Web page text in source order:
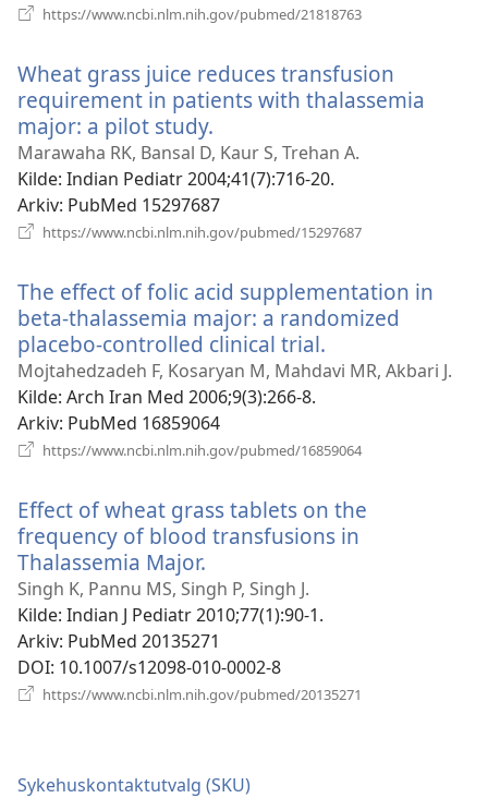
https://www.ncbi.nlm.nih.gov/pubmed/21818763
Wheat grass juice reduces transfusion
requirement in patients with thalassemia
major: a pilot study.
nytt
vindu)
Marawaha RK, Bansal D, Kaur S, Trehan A.
Kilde‎: Indian Pediatr 2004;41(7):716-20.
Arkiv‎: PubMed 15297687
https://www.ncbi.nlm.nih.gov/pubmed/15297687
The effect of folic acid supplementation in
beta-thalassemia major: a randomized
placebo-controlled clinical trial.
nytt
Mojtahedzadeh F, Kosaryan M, Mahdavi MR, Akbari J.
Kilde‎: Arch Iran Med 2006;9(3):266-8.
Arkiv‎: PubMed 16859064
https://www.ncbi.nlm.nih.gov/pubmed/16859064
Effect of wheat grass tablets on the
frequency of blood transfusions in
Thalassemia Major.
nytt
vindu)
Singh K, Pannu MS, Singh P, Singh J.
Kilde‎: Indian J Pediatr 2010;77(1):90-1.
Arkiv‎: PubMed 20135271
DOI‎: 10.1007/s12098-010-0002-8
https://www.ncbi.nlm.nih.gov/pubmed/20135271
Sykehuskontaktutvalg (SKU)